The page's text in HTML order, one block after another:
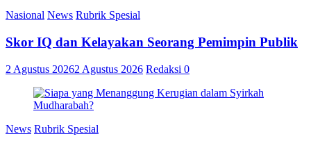
Nasional News Rubrik Spesial
Skor IQ dan Kelayakan Seorang Pemimpin Publik
2 Agustus 20262 Agustus 2026 Redaksi 0
News Rubrik Spesial